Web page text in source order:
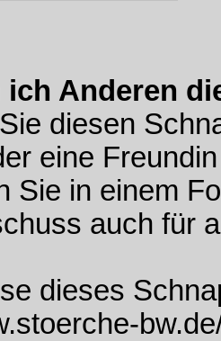
ich Anderen
diesen
eine
Sie in einem
auch für
dieses